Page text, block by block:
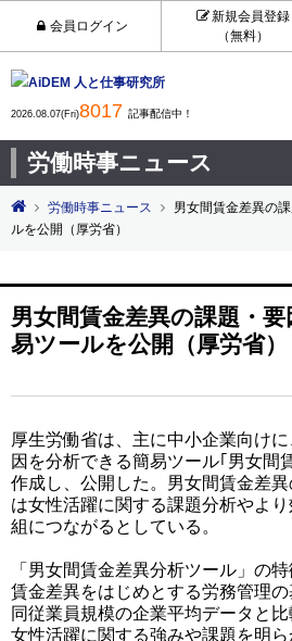
会員ログイン
新規会員登録
（無料）
2026.08.07(Fri)8017 記事配信中！
労働時事ニュース
労働時事ニュース
男女間賃金差異の
ルを公開（厚労省）
男女間賃金差異の課題・
易ツールを公開（厚労省）
厚生労働省は、主に中小企業向け
因を分析できる簡易ツール｢男女間
作成し、公開した。男女間賃金差
は女性活躍に関する課題分析やよ
組につながるとしている。
「男女間賃金差異分析ツール」の
賃金差異をはじめとする労務管理の
同従業員規模の企業平均データと
女性活躍に関する強みや課題を明